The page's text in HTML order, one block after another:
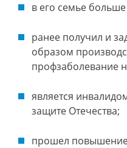
в его семье
ранее получил и
образом
профзаболевание
является
защите Отечества;
прошел